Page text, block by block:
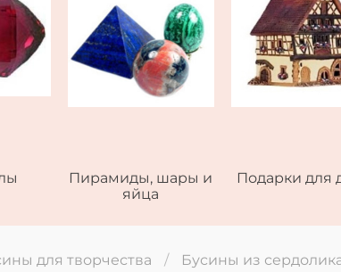
Пирамиды, шары и
яйца
Подарки для
для творчества Бусины из